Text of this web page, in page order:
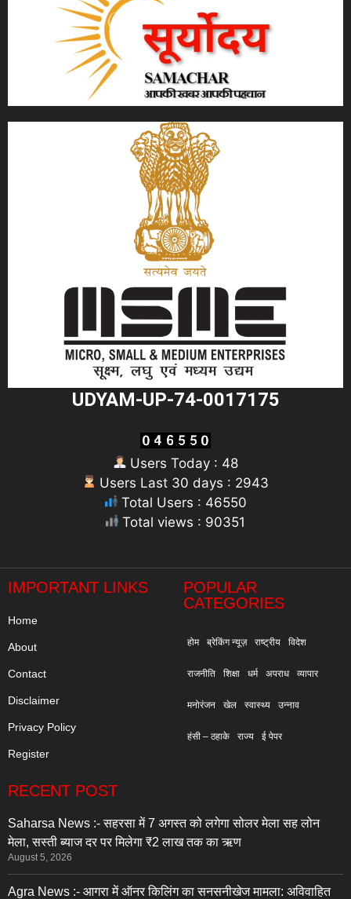
UDYAM-UP-74-0017175
Users Today : 48
Users Last 30 days : 2943
Total Users : 46550
Total views : 90351
IMPORTANT LINKS
Home
About
Contact
Disclaimer
Privacy Policy
Register
POPULAR
CATEGORIES
होम ब्रेकिंग न्यूज़ राष्ट्रीय विदेश
राजनीति शिक्षा धर्म अपराध व्यापार
मनोरंजन खेल स्वास्थ्य उन्नाव
हंसी – ठहाके राज्य ई पेपर
RECENT POST
Saharsa News :- सहरसा में 7 अगस्त को लगेगा सोलर मेला सह लोन
मेला, सस्ती ब्याज दर पर मिलेगा ₹2 लाख तक का ऋण
August 5, 2026
Agra News :- आगरा में ऑनर किलिंग का सनसनीखेज मामला: अविवाहित